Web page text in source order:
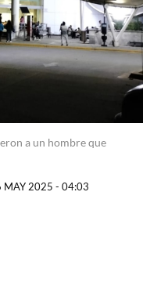
a un hombre que
MAY 2025 - 04:03